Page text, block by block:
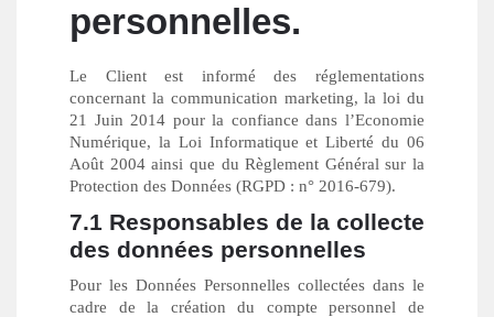
personnelles.
Le Client est informé des réglementations
concernant la communication marketing, la loi du
21 Juin 2014 pour la confiance dans l’Economie
Numérique, la Loi Informatique et Liberté du 06
Août 2004 ainsi que du Règlement Général sur la
Protection des Données (RGPD : n° 2016-679).
7.1 Responsables de la collecte
des données personnelles
Pour les Données Personnelles collectées dans le
cadre de la création du compte personnel de